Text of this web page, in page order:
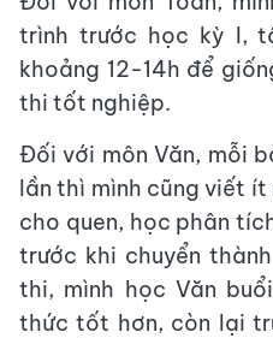
trình trước học kỳ I,
khoảng 12-14h để
thi tốt nghiệp.
Đối với môn Văn, mỗi
lần thì mình cũng viết
cho quen, học phân
trước khi chuyển
thi, mình học Văn
thức tốt hơn, còn lại